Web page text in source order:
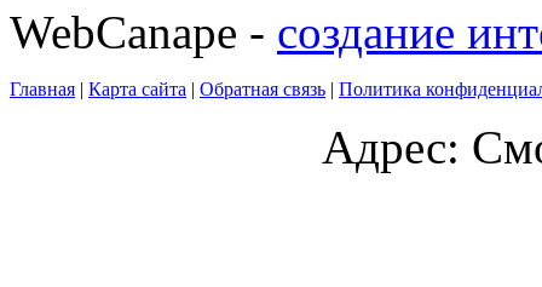
WebCanape - создание
Главная | Карта сайта | Обратная связь | Политика
Адрес: